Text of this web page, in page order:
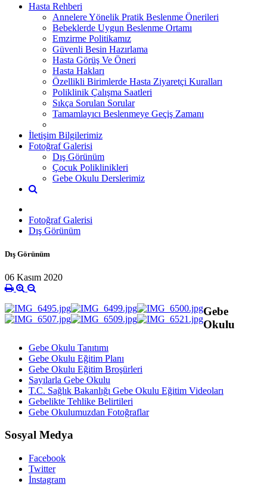
Hasta Rehberi
Annelere Yönelik Pratik Beslenme Önerileri
Bebeklerde Uygun Beslenme Ortamı
Emzirme Politikamız
Güvenli Besin Hazırlama
Hasta Görüş Ve Öneri
Hasta Hakları
Özellikli Birimlerde Hasta Ziyaretçi Kuralları
Poliklinik Çalışma Saatleri
Sıkça Sorulan Sorular
Tamamlayıcı Beslenmeye Geçiş Zamanı
İletişim Bilgilerimiz
Fotoğraf Galerisi
Dış Görünüm
Çocuk Poliklinikleri
Gebe Okulu Derslerimiz
Fotoğraf Galerisi
Dış Görünüm
Dış Görünüm
06 Kasım 2020
Gebe
Okulu
Gebe Okulu Tanıtımı
Gebe Okulu Eğitim Planı
Gebe Okulu Eğitim Broşürleri
Sayılarla Gebe Okulu
T.C. Sağlık Bakanlığı Gebe Okulu Eğitim Videoları
Gebelikte Tehlike Belirtileri
Gebe Okulumuzdan Fotoğraflar
Sosyal Medya
Facebook
Twitter
İnstagram